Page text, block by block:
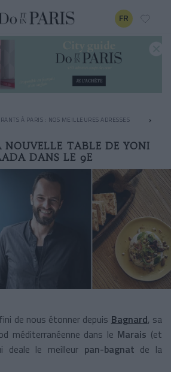
FR
À PARIS : NOS MEILLEURES ADRESSES
NOUVELLE TABLE DE YONI
DANS LE 9E
de nous étonner depuis Bagnard, sa
méditerranéenne dans le Marais (et
deale le meilleur pan-bagnat de la